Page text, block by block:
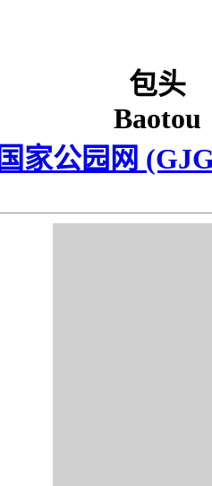
包头
Baotou
国家公园网